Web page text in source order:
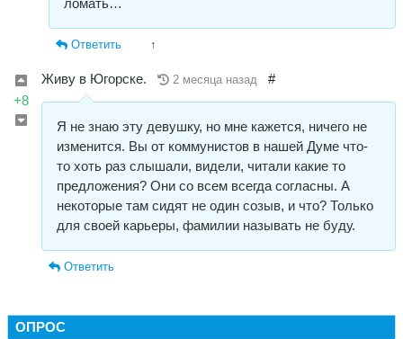
ломать…
Ответить ↑
+8
Живу в Югорске. 2 месяца назад #
Я не знаю эту девушку, но мне кажется, ничего не
изменится. Вы от коммунистов в нашей Думе что-
то хоть раз слышали, видели, читали какие то
предложения? Они со всем всегда согласны. А
некоторые там сидят не один созыв, и что? Только
для своей карьеры, фамилии называть не буду.
Ответить
ОПРОС